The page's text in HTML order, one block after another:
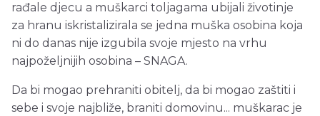
rađale djecu a muškarci toljagama ubijali životinje
za hranu iskristalizirala se jedna muška osobina koja
ni do danas nije izgubila svoje mjesto na vrhu
najpoželjnijih osobina – SNAGA.
Da bi mogao prehraniti obitelj, da bi mogao zaštiti i
sebe i svoje najbliže, braniti domovinu... muškarac je